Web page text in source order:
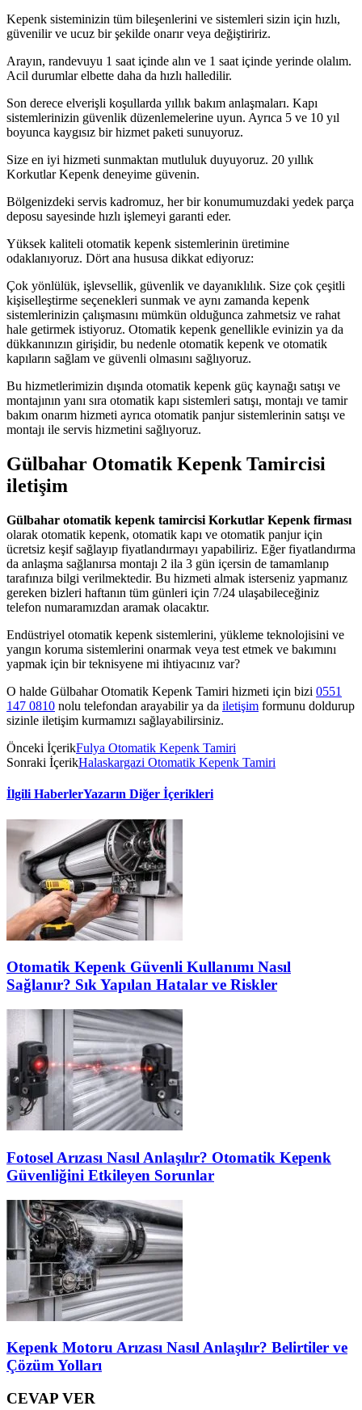
Kepenk sisteminizin tüm bileşenlerini ve sistemleri sizin için hızlı,
güvenilir ve ucuz bir şekilde onarır veya değiştiririz.
Arayın, randevuyu 1 saat içinde alın ve 1 saat içinde yerinde olalım.
Acil durumlar elbette daha da hızlı halledilir.
Son derece elverişli koşullarda yıllık bakım anlaşmaları. Kapı
sistemlerinizin güvenlik düzenlemelerine uyun. Ayrıca 5 ve 10 yıl
boyunca kaygısız bir hizmet paketi sunuyoruz.
Size en iyi hizmeti sunmaktan mutluluk duyuyoruz. 20 yıllık
Korkutlar Kepenk deneyime güvenin.
Bölgenizdeki servis kadromuz, her bir konumumuzdaki yedek parça
deposu sayesinde hızlı işlemeyi garanti eder.
Yüksek kaliteli otomatik kepenk sistemlerinin üretimine
odaklanıyoruz. Dört ana hususa dikkat ediyoruz:
Çok yönlülük, işlevsellik, güvenlik ve dayanıklılık. Size çok çeşitli
kişiselleştirme seçenekleri sunmak ve aynı zamanda kepenk
sistemlerinizin çalışmasını mümkün olduğunca zahmetsiz ve rahat
hale getirmek istiyoruz. Otomatik kepenk genellikle evinizin ya da
dükkanınızın girişidir, bu nedenle otomatik kepenk ve otomatik
kapıların sağlam ve güvenli olmasını sağlıyoruz.
Bu hizmetlerimizin dışında otomatik kepenk güç kaynağı satışı ve
montajının yanı sıra otomatik kapı sistemleri satışı, montajı ve tamir
bakım onarım hizmeti ayrıca otomatik panjur sistemlerinin satışı ve
montajı ile servis hizmetini sağlıyoruz.
Gülbahar Otomatik Kepenk Tamircisi
iletişim
Gülbahar otomatik kepenk tamircisi Korkutlar Kepenk firması
olarak otomatik kepenk, otomatik kapı ve otomatik panjur için
ücretsiz keşif sağlayıp fiyatlandırmayı yapabiliriz. Eğer fiyatlandırma
da anlaşma sağlanırsa montajı 2 ila 3 gün içersin de tamamlanıp
tarafınıza bilgi verilmektedir. Bu hizmeti almak isterseniz yapmanız
gereken bizleri haftanın tüm günleri için 7/24 ulaşabileceğiniz
telefon numaramızdan aramak olacaktır.
Endüstriyel otomatik kepenk sistemlerini, yükleme teknolojisini ve
yangın koruma sistemlerini onarmak veya test etmek ve bakımını
yapmak için bir teknisyene mi ihtiyacınız var?
O halde Gülbahar Otomatik Kepenk Tamiri hizmeti için bizi 0551
147 0810 nolu telefondan arayabilir ya da iletişim formunu doldurup
sizinle iletişim kurmamızı sağlayabilirsiniz.
Önceki İçerikFulya Otomatik Kepenk Tamiri
Sonraki İçerikHalaskargazi Otomatik Kepenk Tamiri
İlgili HaberlerYazarın Diğer İçerikleri
Otomatik Kepenk Güvenli Kullanımı Nasıl
Sağlanır? Sık Yapılan Hatalar ve Riskler
Fotosel Arızası Nasıl Anlaşılır? Otomatik Kepenk
Güvenliğini Etkileyen Sorunlar
Kepenk Motoru Arızası Nasıl Anlaşılır? Belirtiler ve
Çözüm Yolları
CEVAP VER